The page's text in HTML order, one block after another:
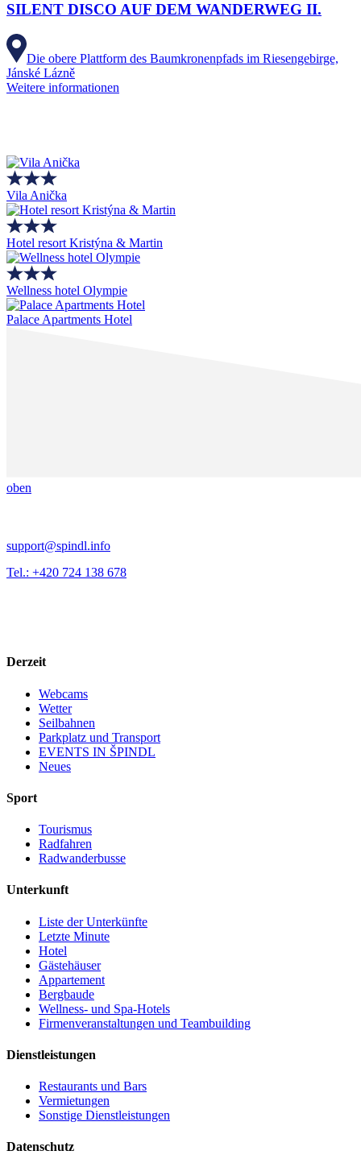
SILENT DISCO AUF DEM WANDERWEG II.
Die obere Plattform des Baumkronenpfads im Riesengebirge,
Jánské Lázně
Weitere informationen
Vila Anička
Hotel resort Kristýna & Martin
Wellness hotel Olympie
Palace Apartments Hotel
oben
support@spindl.info
Tel.: +420 724 138 678
Derzeit
Webcams
Wetter
Seilbahnen
Parkplatz und Transport
EVENTS IN ŠPINDL
Neues
Sport
Tourismus
Radfahren
Radwanderbusse
Unterkunft
Liste der Unterkünfte
Letzte Minute
Hotel
Gästehäuser
Appartement
Bergbaude
Wellness- und Spa-Hotels
Firmenveranstaltungen und Teambuilding
Dienstleistungen
Restaurants und Bars
Vermietungen
Sonstige Dienstleistungen
Datenschutz